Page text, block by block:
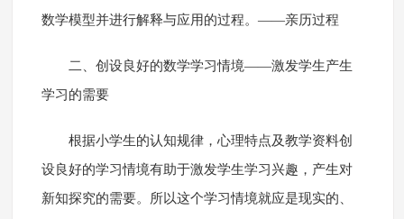
数学模型并进行解释与应用的过程。――亲历过程
二、创设良好的数学学习情境――激发学生产生
学习的需要
根据小学生的认知规律，心理特点及教学资料创
设良好的学习情境有助于激发学生学习兴趣，产生对
新知探究的需要。所以这个学习情境就应是现实的、